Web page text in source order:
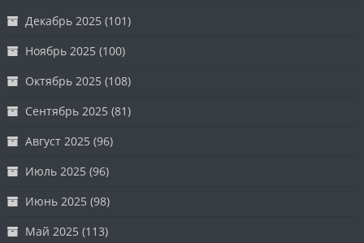
Декабрь 2025 (101)
Ноябрь 2025 (100)
Октябрь 2025 (108)
Сентябрь 2025 (81)
Август 2025 (96)
Июль 2025 (96)
Июнь 2025 (98)
Май 2025 (113)